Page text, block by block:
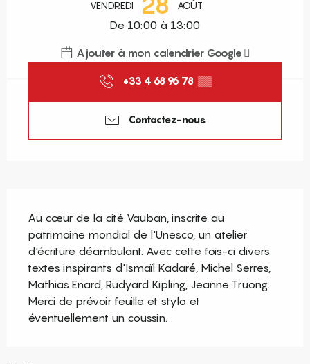
VENDREDI AOÛT
De 10:00 à 13:00
Ajouter à mon calendrier Google
+33 4 68 96 78 ▒▒
Contactez-nous
Au cœur de la cité Vauban, inscrite au
patrimoine mondial de l'Unesco, un atelier
d'écriture déambulant. Avec cette fois-ci divers
textes inspirants d'Ismaïl Kadaré, Michel Serres,
Mathias Enard, Rudyard Kipling, Jeanne Truong.
Merci de prévoir feuille et stylo et
éventuellement un coussin.